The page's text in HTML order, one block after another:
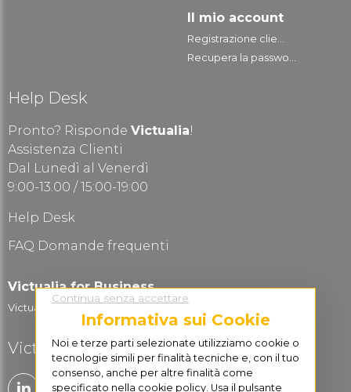
Il mio account
Registrazione clie...
Recupera la passwo...
Help Desk
Pronto? Risponde Victualia!
Assistenza Clienti
Dal Lunedì al Venerdì
9:00-13.00 / 15:00-19:00
Help Desk
FAQ Domande frequenti
Victualia for Business
Victualia Logistic...
Victualia è social
Continua senza accettare
Informativa sui Cookie
Noi e terze parti selezionate utilizziamo cookie o
tecnologie simili per finalità tecniche e, con il tuo
consenso, anche per altre finalità come
specificato nella cookie policy. Usa il pulsante